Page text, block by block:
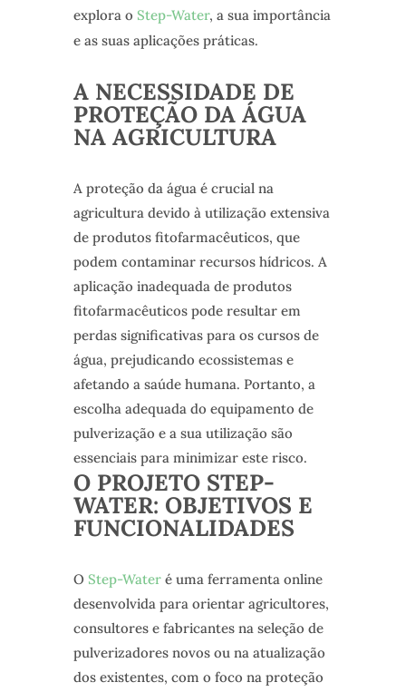
explora o Step-Water, a sua importância
e as suas aplicações práticas.
A NECESSIDADE DE
PROTEÇÃO DA ÁGUA
NA AGRICULTURA
A proteção da água é crucial na
agricultura devido à utilização extensiva
de produtos fitofarmacêuticos, que
podem contaminar recursos hídricos. A
aplicação inadequada de produtos
fitofarmacêuticos pode resultar em
perdas significativas para os cursos de
água, prejudicando ecossistemas e
afetando a saúde humana. Portanto, a
escolha adequada do equipamento de
pulverização e a sua utilização são
essenciais para minimizar este risco.
O PROJETO STEP-
WATER: OBJETIVOS E
FUNCIONALIDADES
O Step-Wateré uma ferramenta online
desenvolvida para orientar agricultores,
consultores e fabricantes na seleção de
pulverizadores novos ou na atualização
dos existentes, com o foco na proteção